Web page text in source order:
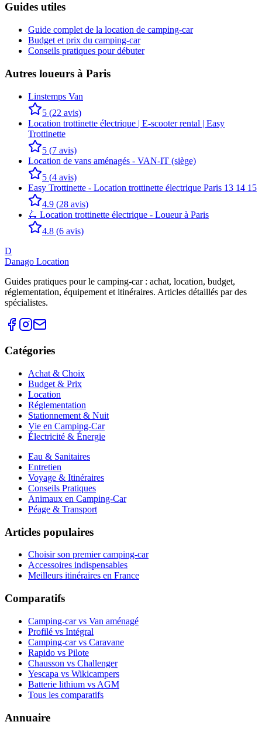
Guides utiles
Guide complet de la location de camping-car
Budget et prix du camping-car
Conseils pratiques pour débuter
Autres loueurs à Paris
Linstemps Van
5 (22 avis)
Location trottinette électrique | E-scooter rental | Easy
Trottinette
5 (7 avis)
Location de vans aménagés - VAN-IT (siège)
5 (4 avis)
Easy Trottinette - Location trottinette électrique Paris 13 14 15
4.9 (28 avis)
🛴​ Location trottinette électrique - Loueur à Paris
4.8 (6 avis)
D
Danago Location
Guides pratiques pour le camping-car : achat, location, budget,
réglementation, équipement et itinéraires. Articles détaillés par des
spécialistes.
Catégories
Achat & Choix
Budget & Prix
Location
Réglementation
Stationnement & Nuit
Vie en Camping-Car
Électricité & Énergie
Eau & Sanitaires
Entretien
Voyage & Itinéraires
Conseils Pratiques
Animaux en Camping-Car
Péage & Transport
Articles populaires
Choisir son premier camping-car
Accessoires indispensables
Meilleurs itinéraires en France
Comparatifs
Camping-car vs Van aménagé
Profilé vs Intégral
Camping-car vs Caravane
Rapido vs Pilote
Chausson vs Challenger
Yescapa vs Wikicampers
Batterie lithium vs AGM
Tous les comparatifs
Annuaire